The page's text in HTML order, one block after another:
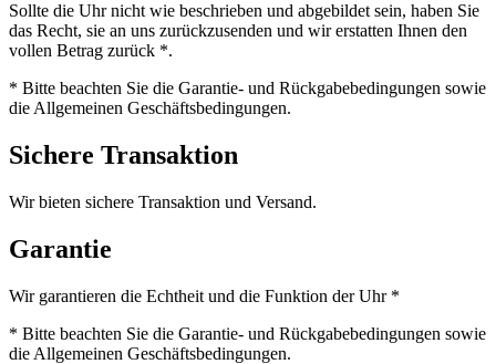
Sollte die Uhr nicht wie beschrieben und abgebildet sein, haben Sie
das Recht, sie an uns zurückzusenden und wir erstatten Ihnen den
vollen Betrag zurück *.
* Bitte beachten Sie die Garantie- und Rückgabebedingungen sowie
die Allgemeinen Geschäftsbedingungen.
Sichere Transaktion
Wir bieten sichere Transaktion und Versand.
Garantie
Wir garantieren die Echtheit und die Funktion der Uhr *
* Bitte beachten Sie die Garantie- und Rückgabebedingungen sowie
die Allgemeinen Geschäftsbedingungen.